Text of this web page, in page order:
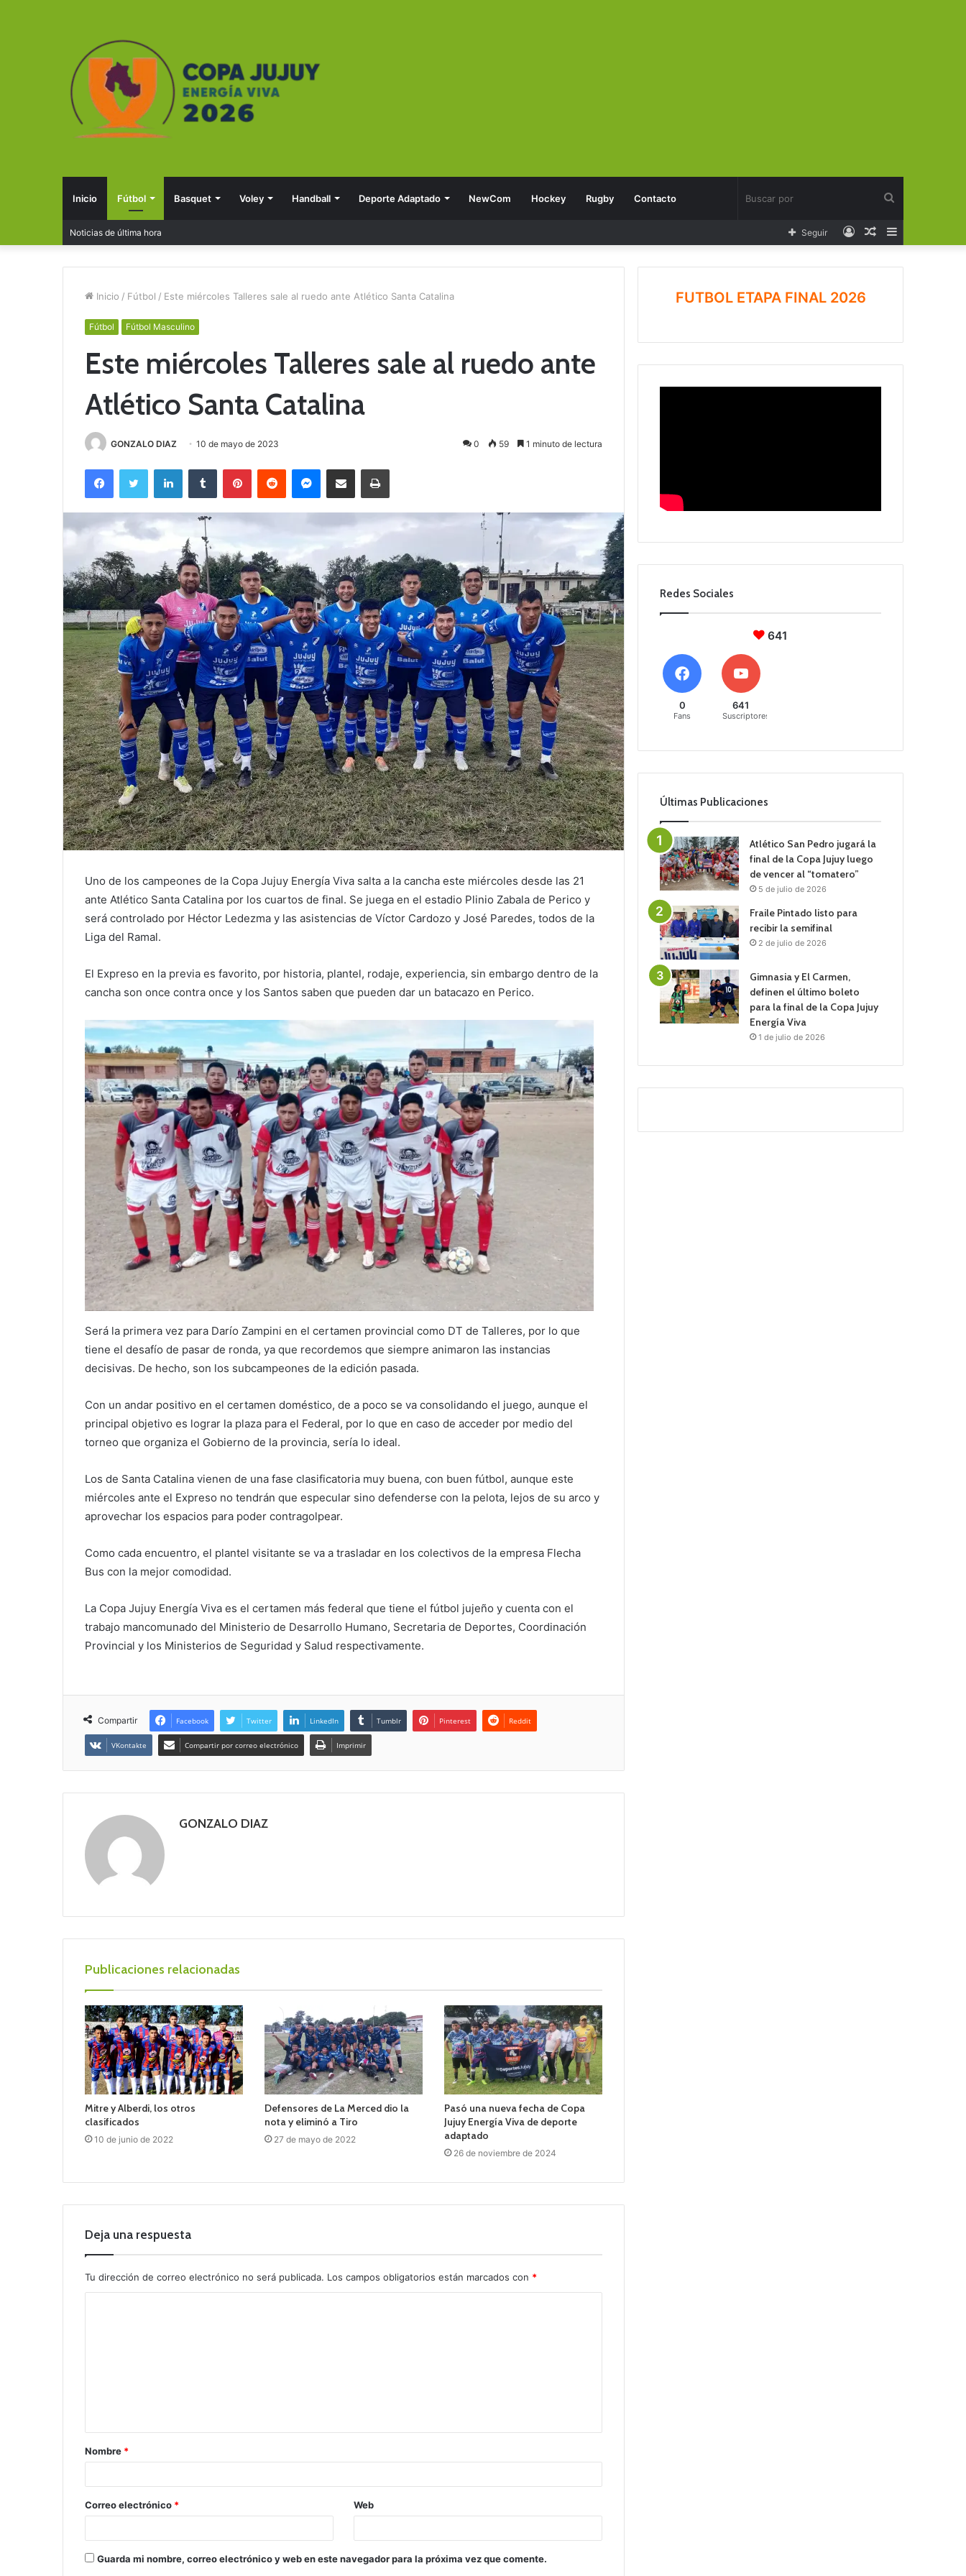
Inicio Fútbol Basquet Voley Handball Deporte Adaptado NewCom Hockey Rugby Contacto
por
Noticias de última hora
Barra
Publicación
Acceso
Seguir
Inicio / Fútbol / Este miércoles Talleres sale al ruedo ante Atlético Santa Catalina
Fútbol Fútbol Masculino
Este miércoles Talleres sale al ruedo ante
Atlético Santa Catalina
GONZALO DIAZ 10 de mayo de 2023 0 59 1 minuto de lectura
FacebookTwitter LinkedInTumblr PinterestReddit MessengerCompartir por correo electrónicoImprimir
Uno de los campeones de la Copa Jujuy Energía Viva salta a la cancha este miércoles desde las 21
ante Atlético Santa Catalina por los cuartos de final. Se juega en el estadio Plinio Zabala de Perico y
será controlado por Héctor Ledezma y las asistencias de Víctor Cardozo y José Paredes, todos de la
Liga del Ramal.
El Expreso en la previa es favorito, por historia, plantel, rodaje, experiencia, sin embargo dentro de la
cancha son once contra once y los Santos saben que pueden dar un batacazo en Perico.
Será la primera vez para Darío Zampini en el certamen provincial como DT de Talleres, por lo que
tiene el desafío de pasar de ronda, ya que recordemos que siempre animaron las instancias
decisivas. De hecho, son los subcampeones de la edición pasada.
Con un andar positivo en el certamen doméstico, de a poco se va consolidando el juego, aunque el
principal objetivo es lograr la plaza para el Federal, por lo que en caso de acceder por medio del
torneo que organiza el Gobierno de la provincia, sería lo ideal.
Los de Santa Catalina vienen de una fase clasificatoria muy buena, con buen fútbol, aunque este
miércoles ante el Expreso no tendrán que especular sino defenderse con la pelota, lejos de su arco y
aprovechar los espacios para poder contragolpear.
Como cada encuentro, el plantel visitante se va a trasladar en los colectivos de la empresa Flecha
Bus con la mejor comodidad.
La Copa Jujuy Energía Viva es el certamen más federal que tiene el fútbol jujeño y cuenta con el
trabajo mancomunado del Ministerio de Desarrollo Humano, Secretaria de Deportes, Coordinación
Provincial y los Ministerios de Seguridad y Salud respectivamente.
Compartir Facebook Twitter LinkedIn Tumblr Pinterest Reddit
VKontakte Compartir por correo electrónico Imprimir
GONZALO DIAZ
Publicaciones relacionadas
Mitre y Alberdi, los otros
clasificados
10 de junio de 2022
Defensores de La Merced dio la
nota y eliminó a Tiro
27 de mayo de 2022
Pasó una nueva fecha de Copa
Jujuy Energía Viva de deporte
adaptado
26 de noviembre de 2024
Deja una respuesta
Tu dirección de correo electrónico no será publicada. Los campos obligatorios están marcados con *
Nombre *
Correo electrónico * Web
Guarda mi nombre, correo electrónico y web en este navegador para la próxima vez que comente.
FUTBOL ETAPA FINAL 2026
Redes Sociales
641
0
Fans
641
Suscriptores
Últimas Publicaciones
Atlético San Pedro jugará la
final de la Copa Jujuy luego
de vencer al “tomatero”
5 de julio de 2026
Fraile Pintado listo para
recibir la semifinal
2 de julio de 2026
Gimnasia y El Carmen,
definen el último boleto
para la final de la Copa Jujuy
Energía Viva
1 de julio de 2026